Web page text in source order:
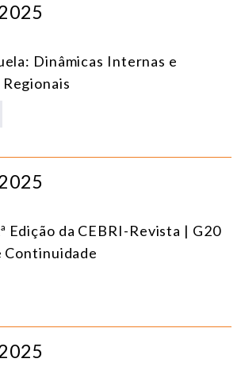
Dinâmicas Internas e
Edição da CEBRI-Revista | G20
Continuidade